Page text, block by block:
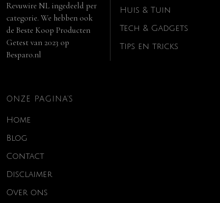
Revuwire NL ingedeeld per
categorie. We hebben ook
deBeste Koop Producten
Getest van 2023 op
Besparo.nl
Huis & Tuin
Tech & Gadgets
Tips en tricks
ONZE PAGINA’S
Home
Blog
Contact
Disclaimer
Over ons